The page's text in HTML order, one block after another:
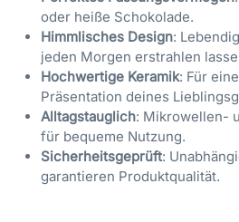
oder heiße Schokolade.
Himmlisches Design:
jeden Morgen erstrahlen
Hochwertige Keramik: Für
Präsentation deines
Alltagstauglich: Mikrowellen-
für bequeme Nutzung.
Sicherheitsgeprüft:
garantieren Produktqualität.